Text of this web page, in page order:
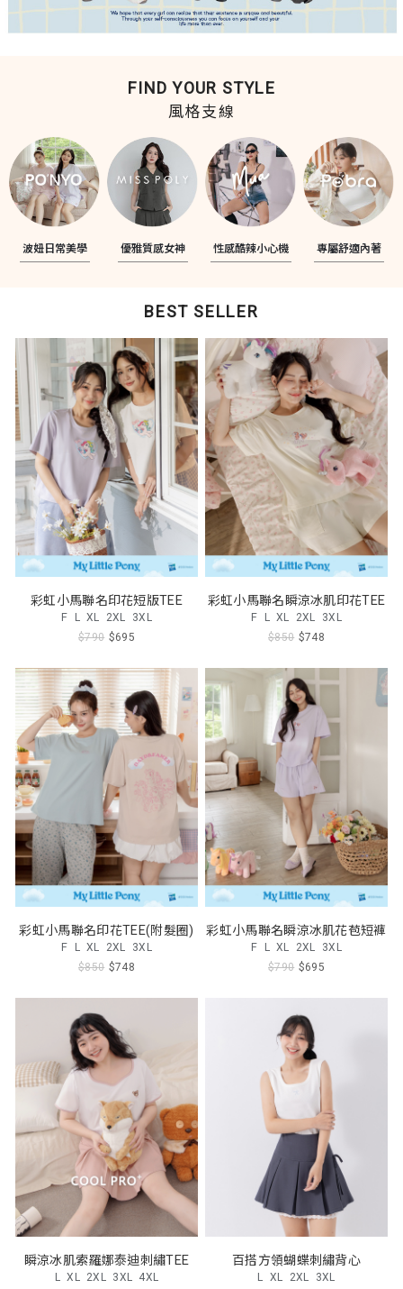
FIND YOUR STYLE
風格支線
波妞日常美學 優雅質感女神 性感酷辣小心機 專屬舒適內著
BEST SELLER
彩虹小馬聯名印花短版TEE
F L XL 2XL 3XL
$790 $695
彩虹小馬聯名瞬涼冰肌印花TEE
F L XL 2XL 3XL
$850 $748
彩虹小馬聯名印花TEE(附髮圈)
F L XL 2XL 3XL
$850 $748
彩虹小馬聯名瞬涼冰肌花苞短褲
F L XL 2XL 3XL
$790 $695
瞬涼冰肌索羅娜泰迪刺繡TEE
L XL 2XL 3XL 4XL
百搭方領蝴蝶刺繡背心
L XL 2XL 3XL